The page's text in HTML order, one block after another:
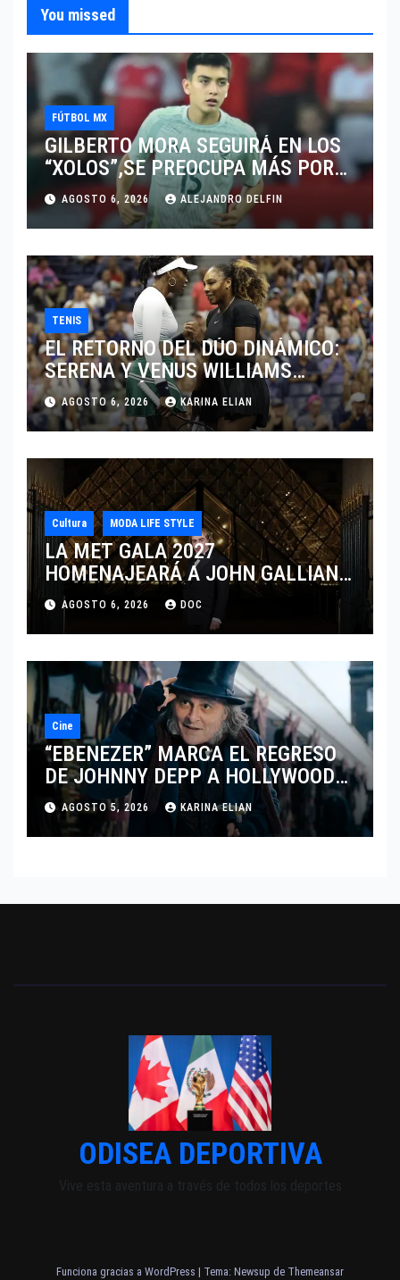
You missed
FÚTBOL MX
GILBERTO MORA SEGUIRÁ EN LOS
“XOLOS”,SE PREOCUPA MÁS POR
JUGAR EN SU EQUIPO.
AGOSTO 6, 2026 ALEJANDRO DELFIN
TENIS
EL RETORNO DEL DÚO DINÁMICO:
SERENA Y VENUS WILLIAMS
DISPUTARÁN LOS DOBLES EN
CINCINNATI 2026
AGOSTO 6, 2026 KARINA ELIAN
Cultura MODA LIFE STYLE
LA MET GALA 2027
HOMENAJEARÁ A JOHN GALLIANO
MARCANDO EL REGRESO DEL REY
DEL DRAMATISMO
AGOSTO 6, 2026 DOC
Cine
“EBENEZER” MARCA EL REGRESO
DE JOHNNY DEPP A HOLLYWOOD
TRAS SU PASO POR EL CINE
INDEPENDIENTE EUROPEO
AGOSTO 5, 2026 KARINA ELIAN
ODISEA DEPORTIVA
Vive esta aventura a través de todos los deportes
Funciona gracias a WordPress | Tema: Newsup de Themeansar